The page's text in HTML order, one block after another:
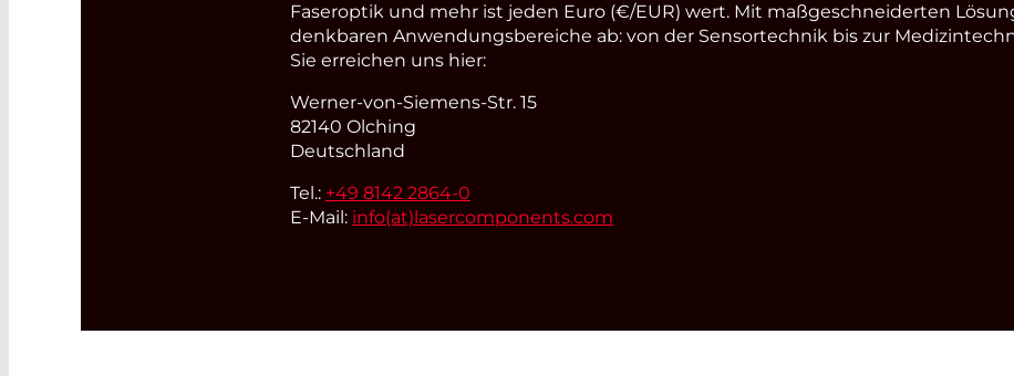
Faseroptik und mehr ist jeden Euro (€/EUR) wert. Mit maßgeschneiderten
denkbaren Anwendungsbereiche ab: von der Sensortechnik bis zur
Sie erreichen uns hier:
Werner-von-Siemens-Str. 15
82140 Olching
Deutschland
Tel.: +49 8142 2864-0
E-Mail: info(at) lasercomponents.com